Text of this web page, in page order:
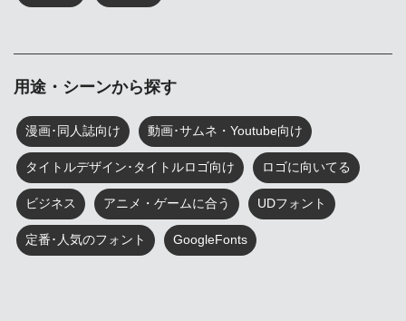
用途・シーンから探す
漫画･同人誌向け 動画･サムネ・Youtube向け
タイトルデザイン･タイトルロゴ向け ロゴに向いてる
ビジネス アニメ・ゲームに合う UDフォント
定番･人気のフォント GoogleFonts